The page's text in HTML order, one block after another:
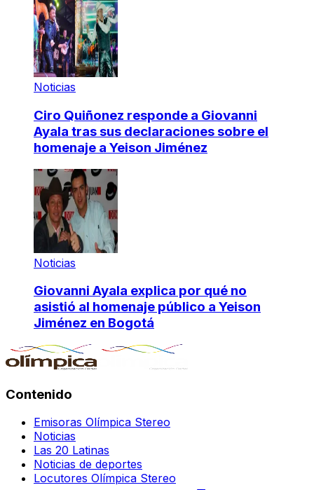
Noticias
Ciro Quiñonez responde a Giovanni
Ayala tras sus declaraciones sobre el
homenaje a Yeison Jiménez
Noticias
Giovanni Ayala explica por qué no
asistió al homenaje público a Yeison
Jiménez en Bogotá
Contenido
Emisoras Olímpica Stereo
Noticias
Las 20 Latinas
Noticias de deportes
Locutores Olímpica Stereo